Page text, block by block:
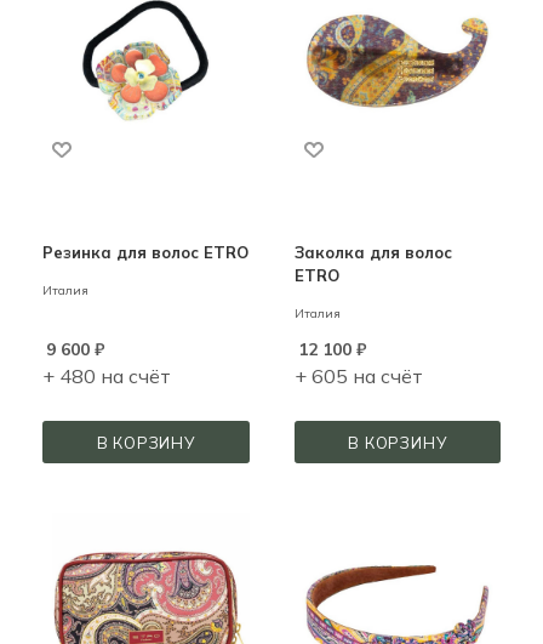
Резинка для волос ETRO
Италия
9 600 ₽
+ 480 на счёт
В КОРЗИНУ
Заколка для волос
ETRO
Италия
12 100₽
+ 605 на счёт
В КОРЗИНУ